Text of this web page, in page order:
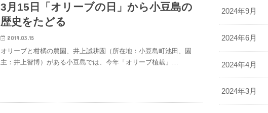
3月15日「オリーブの日」から小豆島の
歴史をたどる
2019.03.15
オリーブと柑橘の農園、井上誠耕園（所在地：小豆島町池田、園
主：井上智博）がある小豆島では、今年「オリーブ植栽」…
2024年9月
2024年6月
2024年4月
2024年3月